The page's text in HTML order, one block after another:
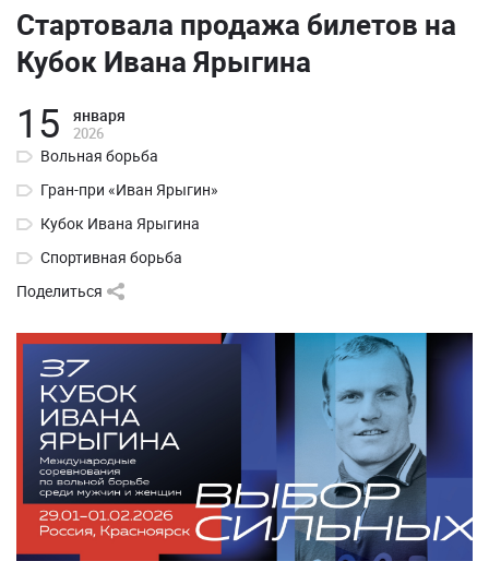
Стартовала продажа билетов на
Кубок Ивана Ярыгина
15 января
2026
Вольная борьба
Гран-при «Иван Ярыгин»
Кубок Ивана Ярыгина
Спортивная борьба
Поделиться